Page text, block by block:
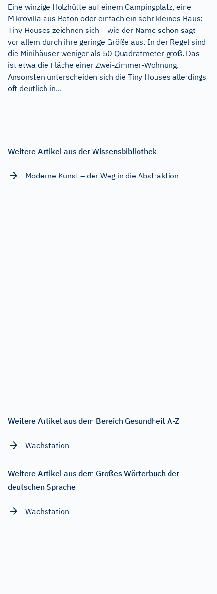
Eine winzige Holzhütte auf einem Campingplatz, eine
Mikrovilla aus Beton oder einfach ein sehr kleines Haus:
Tiny Houses zeichnen sich – wie der Name schon sagt –
vor allem durch ihre geringe Größe aus. In der Regel sind
die Minihäuser weniger als 50 Quadratmeter groß. Das
ist etwa die Fläche einer Zwei-Zimmer-Wohnung.
Ansonsten unterscheiden sich die Tiny Houses allerdings
oft deutlich in...
Weitere Artikel aus der Wissensbibliothek
Moderne Kunst – der Weg in die Abstraktion
Weitere Artikel aus dem Bereich Gesundheit A-Z
Wachstation
Weitere Artikel aus dem Großes Wörterbuch der
deutschen Sprache
Wachstation